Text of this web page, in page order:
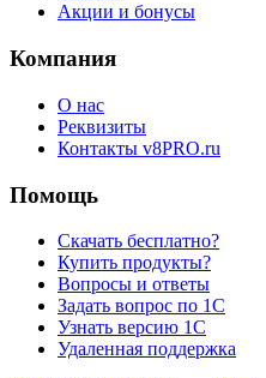
Акции и бонусы
Компания
О нас
Реквизиты
Контакты v8PRO.ru
Помощь
Скачать бесплатно?
Купить продукты?
Вопросы и ответы
Задать вопрос по 1С
Узнать версию 1С
Удаленная поддержка